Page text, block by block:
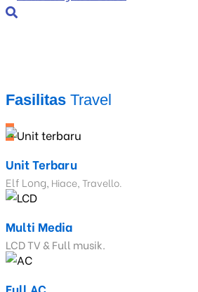
Fasilitas Travel
_
Unit Terbaru
Elf Long, Hiace, Travello.
Multi Media
LCD TV & Full musik.